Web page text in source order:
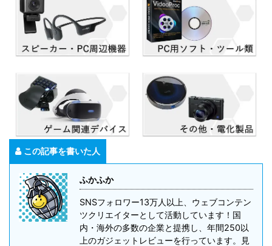
この記事を書いた人
ふかふか
SNSフォロワー13万人以上、ウェブコンテン
ツクリエイターとして活動しています！国
内・海外の多数の企業と提携し、年間250以
上のガジェットレビューを行っています。見